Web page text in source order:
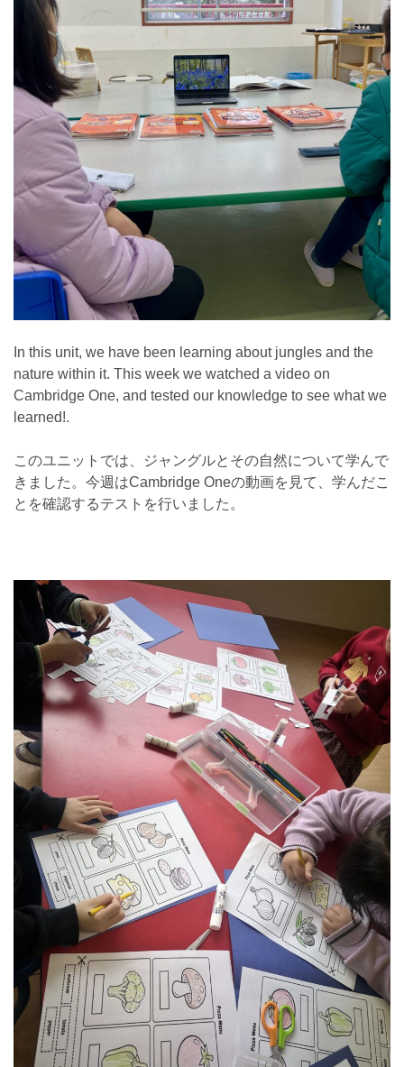
In this unit, we have been learning about jungles and the
nature within it. This week we watched a video on
Cambridge One, and tested our knowledge to see what we
learned!.
このユニットでは、ジャングルとその自然について学んで
きました。今週はCambridge Oneの動画を見て、学んだこ
とを確認するテストを行いました。